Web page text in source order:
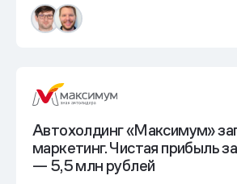
Автохолдинг «Максимум»
маркетинг. Чистая прибыль
— 5,5 млн рублей